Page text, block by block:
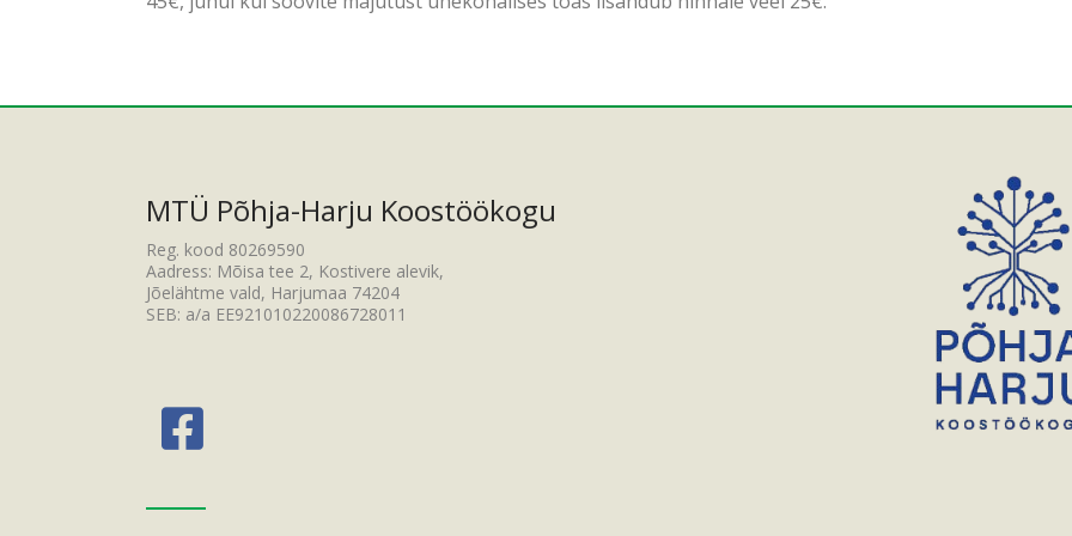
MTÜ Põhja-Harju Koostöökogu
Reg. kood 80269590
Aadress: Mõisa tee 2, Kostivere alevik,
Jõelähtme vald, Harjumaa 74204
SEB: a/a EE921010220086728011